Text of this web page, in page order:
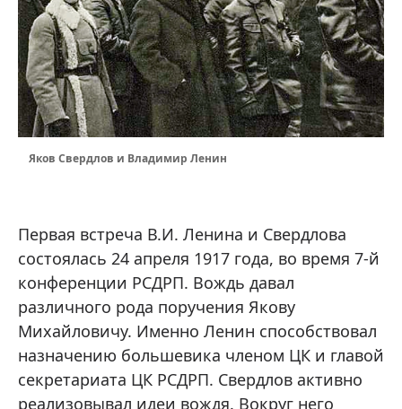
Яков Свердлов и Владимир Ленин
Первая встреча В.И. Ленина и Свердлова
состоялась 24 апреля 1917 года, во время 7-й
конференции РСДРП. Вождь давал
различного рода поручения Якову
Михайловичу. Именно Ленин способствовал
назначению большевика членом ЦК и главой
секретариата ЦК РСДРП. Свердлов активно
реализовывал идеи вождя. Вокруг него